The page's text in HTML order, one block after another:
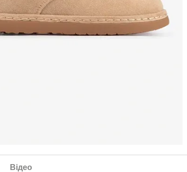
Відео